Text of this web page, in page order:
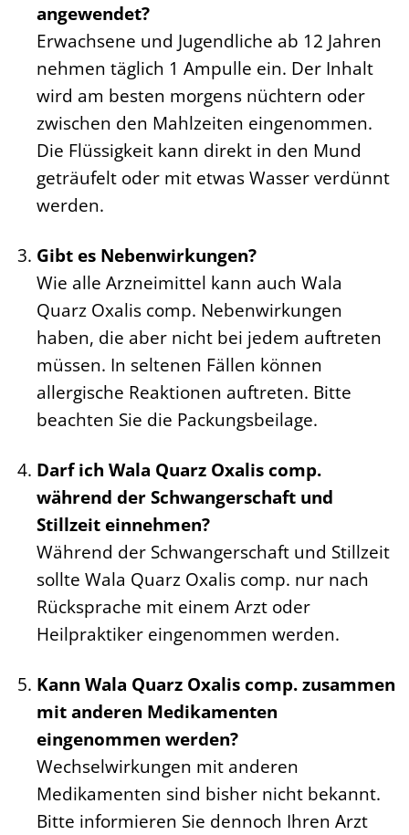
angewendet?
Erwachsene und Jugendliche ab 12 Jahren
nehmen täglich 1 Ampulle ein. Der Inhalt
wird am besten morgens nüchtern oder
zwischen den Mahlzeiten eingenommen.
Die Flüssigkeit kann direkt in den Mund
geträufelt oder mit etwas Wasser verdünnt
werden.
Gibt es Nebenwirkungen?
Wie alle Arzneimittel kann auch Wala
Quarz Oxalis comp. Nebenwirkungen
haben, die aber nicht bei jedem auftreten
müssen. In seltenen Fällen können
allergische Reaktionen auftreten. Bitte
beachten Sie die Packungsbeilage.
Darf ich Wala Quarz Oxalis comp.
während der Schwangerschaft und
Stillzeit einnehmen?
Während der Schwangerschaft und Stillzeit
sollte Wala Quarz Oxalis comp. nur nach
Rücksprache mit einem Arzt oder
Heilpraktiker eingenommen werden.
Kann Wala Quarz Oxalis comp. zusammen
mit anderen Medikamenten
eingenommen werden?
Wechselwirkungen mit anderen
Medikamenten sind bisher nicht bekannt.
Bitte informieren Sie dennoch Ihren Arzt